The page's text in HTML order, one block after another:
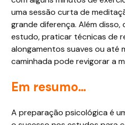
uma sessão curta de
grande diferença. Além
estudo, praticar técnicas de
alongamentos suaves ou até
caminhada pode revigorar a
Em resumo…
A preparação psicológica é